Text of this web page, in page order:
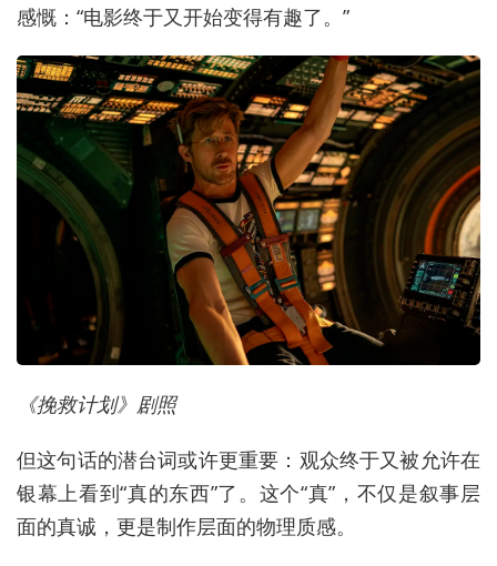
感慨：“电影终于又开始变得有趣了。”
《挽救计划》剧照
但这句话的潜台词或许更重要：观众终于又被允许在
银幕上看到“真的东西”了。这个“真”，不仅是叙事层
面的真诚，更是制作层面的物理质感。